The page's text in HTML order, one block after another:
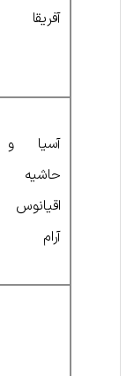
آفریقا
آسیا و
حاشیه
اقیانوس
آرام